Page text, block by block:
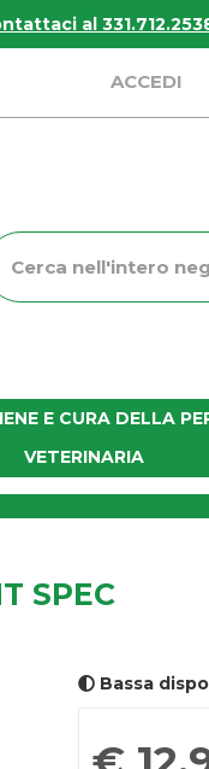
al
ACCEDI
E CURA DELLA
VETERINARIA
SPEC
Bassa
Prezzo